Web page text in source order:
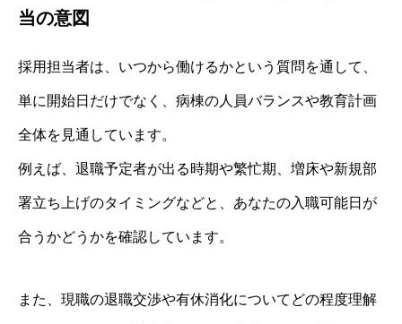
当の意図
採用担当者は、いつから働けるかという質問を通して、
単に開始日だけでなく、病棟の人員バランスや教育計画
全体を見通しています。
例えば、退職予定者が出る時期や繁忙期、増床や新規部
署立ち上げのタイミングなどと、あなたの入職可能日が
合うかどうかを確認しています。
また、現職の退職交渉や有休消化についてどの程度理解